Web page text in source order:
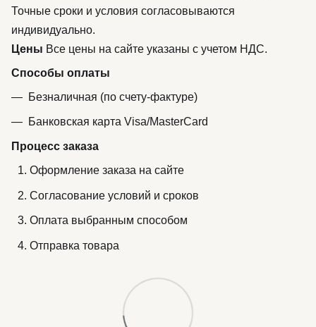
Точные сроки и условия согласовываются
индивидуально.
Цены Все цены на сайте указаны с учетом НДС.
Способы оплаты
Безналичная (по счету-фактуре)
Банковская карта Visa/MasterCard
Процесс заказа
Оформление заказа на сайте
Согласование условий и сроков
Оплата выбранным способом
Отправка товара